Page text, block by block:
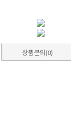
상품문의(0)